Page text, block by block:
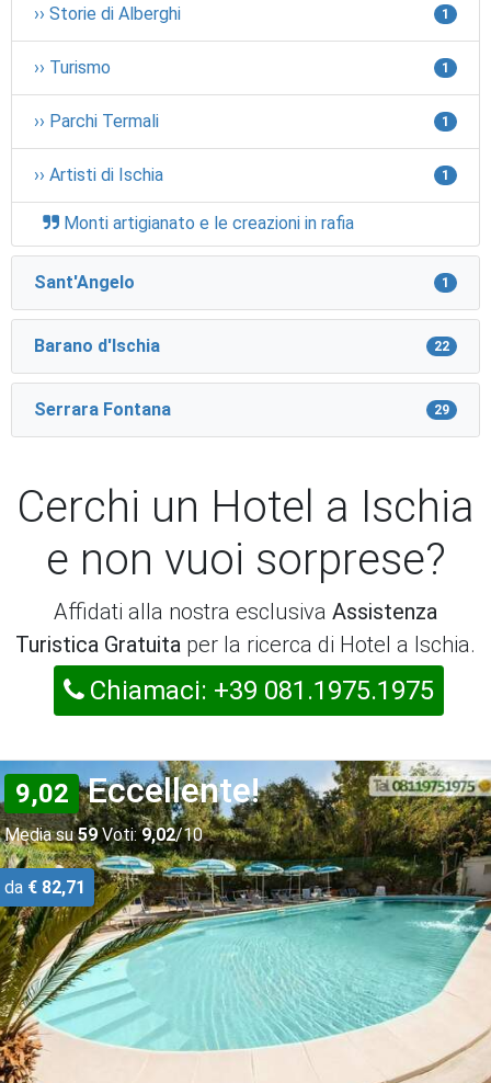
›› Storie di Alberghi 1
›› Turismo 1
›› Parchi Termali 1
›› Artisti di Ischia 1
Monti artigianato e le creazioni in rafia
Sant'Angelo 1
Barano d'Ischia 22
Serrara Fontana 29
Cerchi un Hotel a Ischia
e non vuoi sorprese?
Affidati alla nostra esclusiva Assistenza
Turistica Gratuita per la ricerca di Hotel a Ischia.
Chiamaci: +39 081.1975.1975
9,02 Eccellente!
Media su59Voti: 9,02/10
da € 82,71